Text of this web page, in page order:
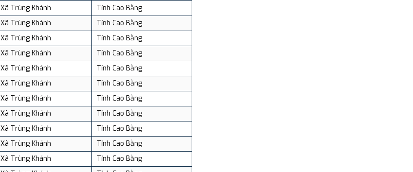
Xã Trùng Khánh
Tỉnh Cao Bằng
Xã Trùng Khánh
Tỉnh Cao Bằng
Xã Trùng Khánh
Tỉnh Cao Bằng
Xã Trùng Khánh
Tỉnh Cao Bằng
Xã Trùng Khánh
Tỉnh Cao Bằng
Xã Trùng Khánh
Tỉnh Cao Bằng
Xã Trùng Khánh
Tỉnh Cao Bằng
Xã Trùng Khánh
Tỉnh Cao Bằng
Xã Trùng Khánh
Tỉnh Cao Bằng
Xã Trùng Khánh
Tỉnh Cao Bằng
Xã Trùng Khánh
Tỉnh Cao Bằng